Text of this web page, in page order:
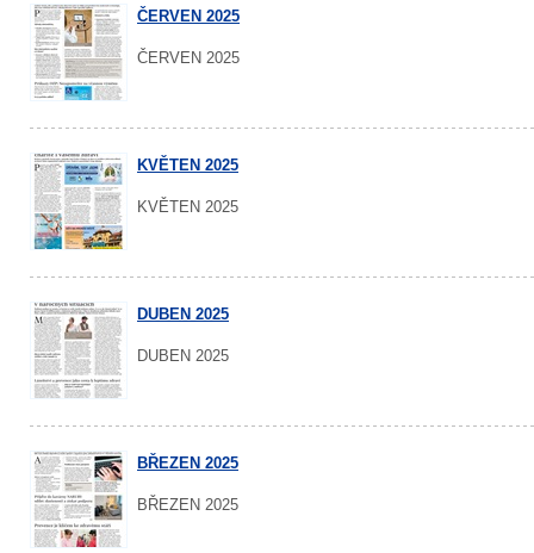
ČERVEN 2025
ČERVEN 2025
KVĚTEN 2025
KVĚTEN 2025
DUBEN 2025
DUBEN 2025
BŘEZEN 2025
BŘEZEN 2025